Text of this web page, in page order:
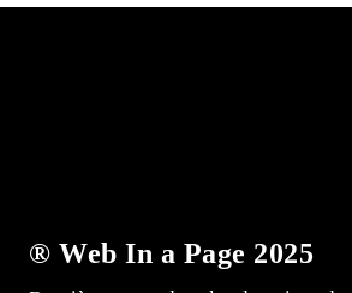
® Web In a Page 2025